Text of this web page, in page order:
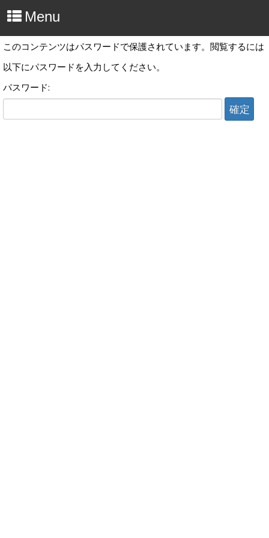
Menu
このコンテンツはパスワードで保護されています。閲覧するには
以下にパスワードを入力してください。
パスワード: